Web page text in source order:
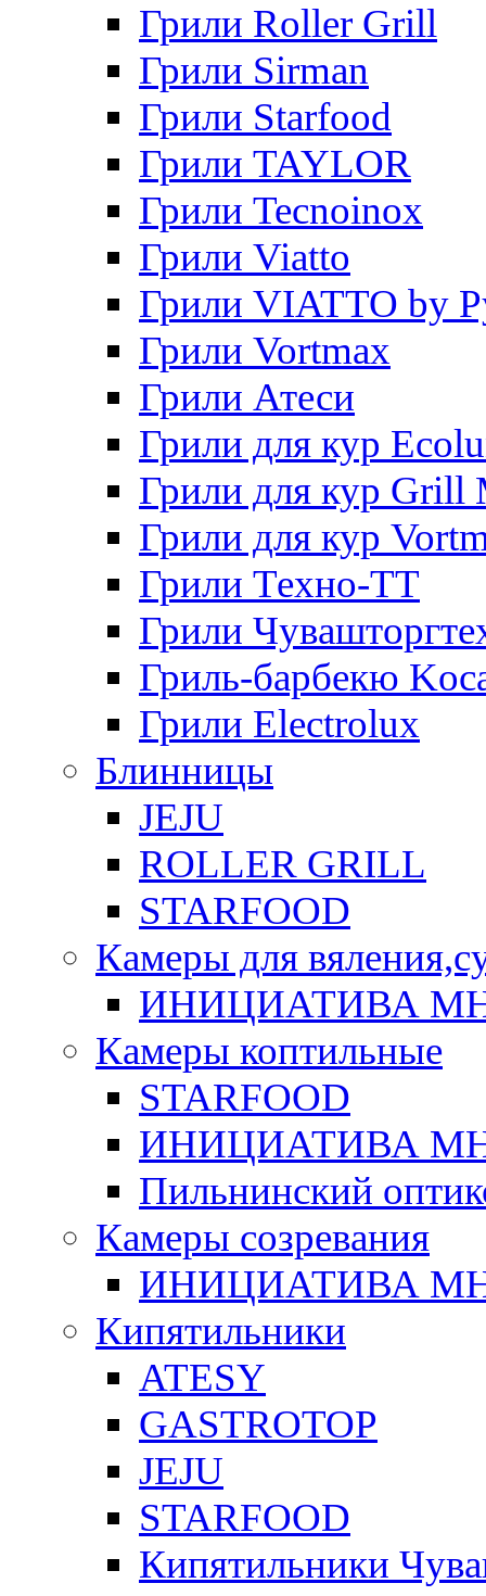
Грили Roller Grill
Грили Sirman
Грили Starfood
Грили TAYLOR
Грили Tecnoinox
Грили Viatto
Грили VIATTO by
Грили Vortmax
Грили Атеси
Грили для кур
Грили для кур Grill
Грили для кур
Грили Техно-ТТ
Грили
Гриль-барбекю
Грили Electrolux
Блинницы
JEJU
ROLLER GRILL
STARFOOD
Камеры для
ИНИЦИАТИВА
Камеры коптильные
STARFOOD
ИНИЦИАТИВА
Пильнинский
Камеры созревания
ИНИЦИАТИВА
Кипятильники
ATESY
GASTROTOP
JEJU
STARFOOD
Кипятильники